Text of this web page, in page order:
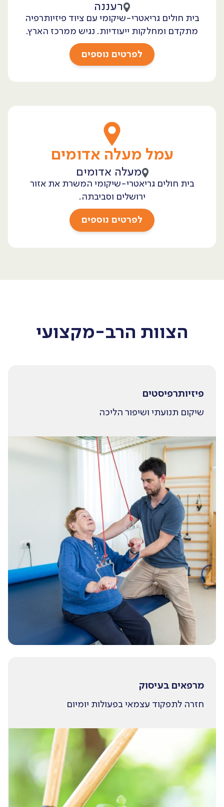
רעננה
בית חולים גריאטרי-שיקומי עם ציוד פיזיותרפיה
מתקדם ומחלקות ייעודיות. נגיש ממרכז הארץ.
לפרטים נוספים
עמל מעלה אדומים
מעלה אדומים
בית חולים גריאטרי-שיקומי המשרת את אזור
ירושלים וסביבתה.
לפרטים נוספים
הצוות הרב-מקצועי
פיזיותרפיסטים
שיקום תנועתי ושיפור הליכה
מרפאים בעיסוק
חזרה לתפקוד עצמאי בפעולות יומיום